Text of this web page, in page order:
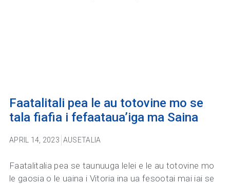
Faatalitali pea le au totovine mo se
tala fiafia i fefaataua’iga ma Saina
APRIL 14, 2023 AUSETALIA
Faatalitalia pea se taunuuga lelei e le au totovine mo
le gaosia o le uaina i Vitoria ina ua fesootai mai iai se